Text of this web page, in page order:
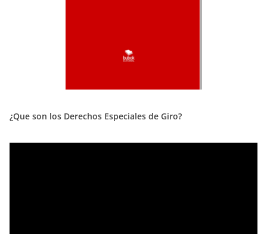
¿Que son los Derechos Especiales de Giro?